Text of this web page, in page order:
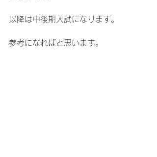
以降は中後期入試になります。
参考になればと思います。